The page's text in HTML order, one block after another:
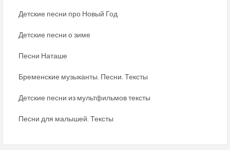
Детские песни про Новый Год
Детские песни о зиме
Песни Наташе
Бременские музыканты. Песни. Тексты
Детские песни из мультфильмов тексты
Песни для малышей. Тексты